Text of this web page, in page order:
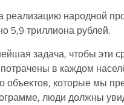
реализацию народной
5,9 триллиона рублей.
задача, чтобы эти
в каждом
объектов, которые мы
люди должны